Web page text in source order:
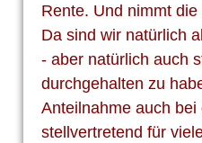
Rente. Und nimmt
Da sind wir natürlich
- aber natürlich auch
durchgehalten zu
Anteilnahme auch
stellvertretend für